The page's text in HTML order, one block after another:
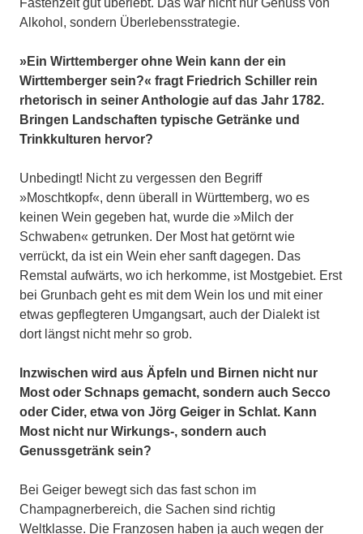
Fastenzeit gut überlebt. Das war nicht nur Genuss von
Alkohol, sondern Überlebensstrategie.
»Ein Wirttemberger ohne Wein kann der ein
Wirttemberger sein?« fragt Friedrich Schiller rein
rhetorisch in seiner Anthologie auf das Jahr 1782.
Bringen Landschaften typische Getränke und
Trinkkulturen hervor?
Unbedingt! Nicht zu vergessen den Begriff
»Moschtkopf«, denn überall in Württemberg, wo es
keinen Wein gegeben hat, wurde die »Milch der
Schwaben« getrunken. Der Most hat getörnt wie
verrückt, da ist ein Wein eher sanft dagegen. Das
Remstal aufwärts, wo ich herkomme, ist Mostgebiet. Erst
bei Grunbach geht es mit dem Wein los und mit einer
etwas gepflegteren Umgangsart, auch der Dialekt ist
dort längst nicht mehr so grob.
Inzwischen wird aus Äpfeln und Birnen nicht nur
Most oder Schnaps gemacht, sondern auch Secco
oder Cider, etwa von Jörg Geiger in Schlat. Kann
Most nicht nur Wirkungs-, sondern auch
Genussgetränk sein?
Bei Geiger bewegt sich das fast schon im
Champagnerbereich, die Sachen sind richtig
Weltklasse. Die Franzosen haben ja auch wegen der